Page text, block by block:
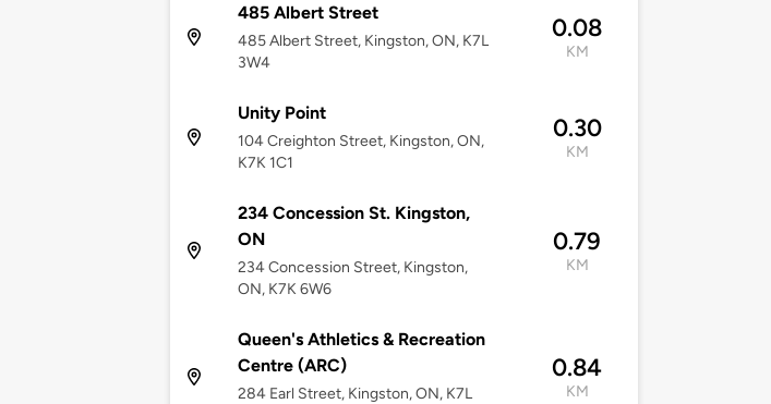
485 Albert Street
485 Albert Street, Kingston, ON, K7L
3W4
0.08
KM
Unity Point
104 Creighton Street, Kingston, ON,
K7K 1C1
0.30
KM
234 Concession St. Kingston,
ON
234 Concession Street, Kingston,
ON, K7K 6W6
0.79
KM
Queen's Athletics & Recreation
Centre (ARC)
284 Earl Street, Kingston, ON, K7L
0.84
KM